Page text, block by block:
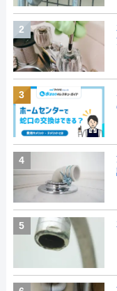
2
3
4
5